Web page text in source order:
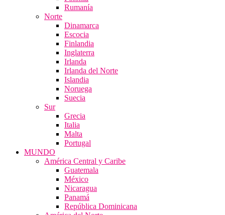
Rumanía
Norte
Dinamarca
Escocia
Finlandia
Inglaterra
Irlanda
Irlanda del Norte
Islandia
Noruega
Suecia
Sur
Grecia
Italia
Malta
Portugal
MUNDO
América Central y Caribe
Guatemala
México
Nicaragua
Panamá
República Dominicana